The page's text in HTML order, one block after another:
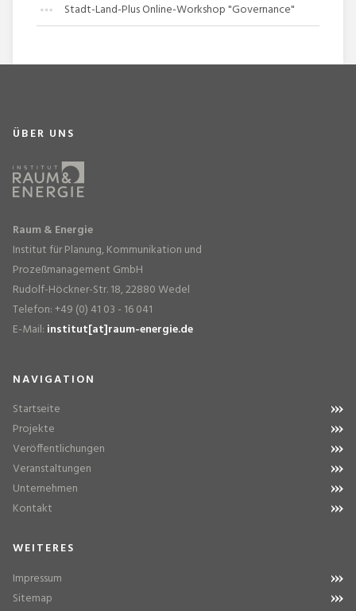
Stadt-Land-Plus Online-Workshop "Governance"
ÜBER UNS
Raum & Energie
Institut für Planung, Kommunikation und
Prozeßmanagement GmbH
Rudolf-Höckner-Str. 18, 22880 Wedel
Telefon: +49 (0) 41 03 - 16 041
E-Mail: institut[at]raum-energie.de
NAVIGATION
Startseite
Projekte
Veröffentlichungen
Veranstaltungen
Unternehmen
Kontakt
WEITERES
Impressum
Sitemap